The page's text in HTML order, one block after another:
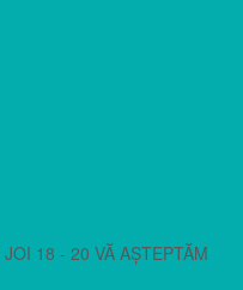
18 - 20 VĂ AȘTEPTĂM